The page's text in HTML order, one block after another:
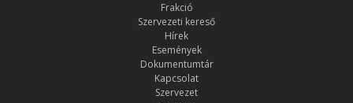
Frakció
Szervezeti kereső
Hírek
Események
Dokumentumtár
Kapcsolat
Szervezet